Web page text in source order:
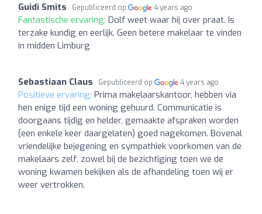
Guidi Smits Gepubliceerd op 4 years ago
Fantastische ervaring: Dolf weet waar hij over praat. Is
terzake kundig en eerlijk. Geen betere makelaar te vinden
in midden Limburg
Sebastiaan Claus Gepubliceerd op 4 years ago
Positieve ervaring: Prima makelaarskantoor, hebben via
hen enige tijd een woning gehuurd. Communicatie is
doorgaans tijdig en helder, gemaakte afspraken worden
(een enkele keer daargelaten) goed nagekomen. Bovenal
vriendelijke bejegening en sympathiek voorkomen van de
makelaars zelf, zowel bij de bezichtiging toen we de
woning kwamen bekijken als de afhandeling toen wij er
weer vertrokken.